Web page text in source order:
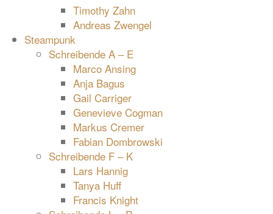
Timothy Zahn
Andreas Zwengel
Steampunk
Schreibende A – E
Marco Ansing
Anja Bagus
Gail Carriger
Genevieve Cogman
Markus Cremer
Fabian Dombrowski
Schreibende F – K
Lars Hannig
Tanya Huff
Francis Knight